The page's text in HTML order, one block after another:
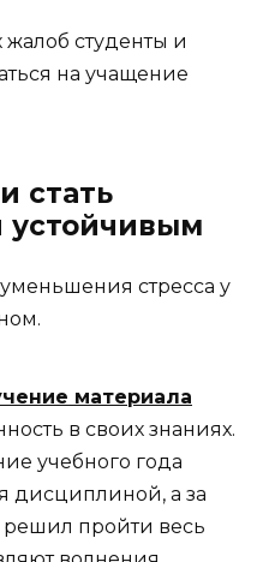
студенты и
на учащение
стать
устойчивым
стресса у
материала
в своих знаниях.
учебного года
дисциплиной, а за
пройти весь